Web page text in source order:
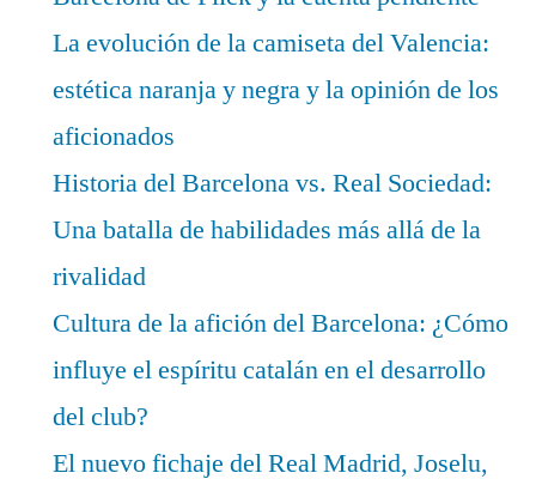
La evolución de la camiseta del Valencia:
estética naranja y negra y la opinión de los
aficionados
Historia del Barcelona vs. Real Sociedad:
Una batalla de habilidades más allá de la
rivalidad
Cultura de la afición del Barcelona: ¿Cómo
influye el espíritu catalán en el desarrollo
del club?
El nuevo fichaje del Real Madrid, Joselu,